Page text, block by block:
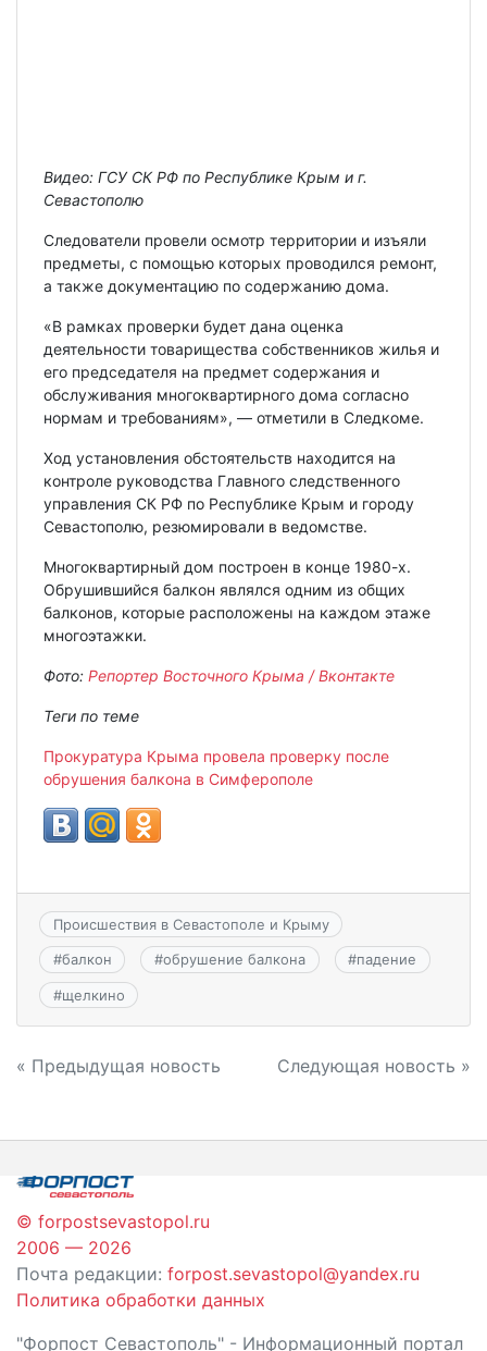
Видео: ГСУ СК РФ по Республике Крым и г.
Севастополю
Следователи провели осмотр территории и изъяли
предметы, с помощью которых проводился ремонт,
а также документацию по содержанию дома.
«В рамках проверки будет дана оценка
деятельности товарищества собственников жилья и
его председателя на предмет содержания и
обслуживания многоквартирного дома согласно
нормам и требованиям», — отметили в Следкоме.
Ход установления обстоятельств находится на
контроле руководства Главного следственного
управления СК РФ по Республике Крым и городу
Севастополю, резюмировали в ведомстве.
Многоквартирный дом построен в конце 1980-х.
Обрушившийся балкон являлся одним из общих
балконов, которые расположены на каждом этаже
многоэтажки.
Фото: Репортер Восточного Крыма / Вконтакте
Теги по теме
Прокуратура Крыма провела проверку после
обрушения балкона в Симферополе
Происшествия в Севастополе и Крыму
#балкон #обрушение балкона #падение
#щелкино
Навигация
записям
« Предыдущая новость Следующая новость »
© forpostsevastopol.ru
2006 — 2026
Почта редакции: forpost.sevastopol@yandex.ru
Политика обработки данных
"Форпост Севастополь" - Информационный портал